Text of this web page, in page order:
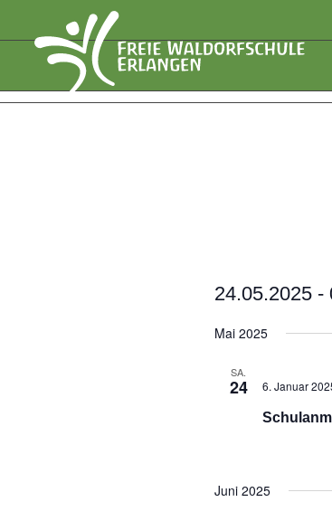
24.05.2025 -
wählen.
Mai 2025
SA.
24 6. Januar
Juni 2025